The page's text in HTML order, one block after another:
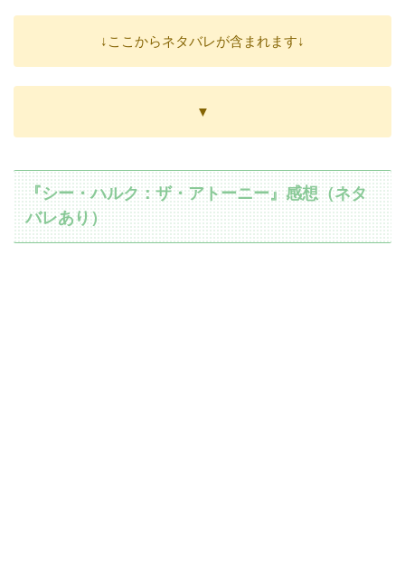
↓ここからネタバレが含まれます↓
▼
『シー・ハルク：ザ・アトーニー』感想（ネタ
バレあり）